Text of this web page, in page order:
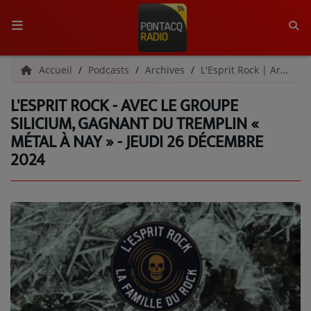
ACCUEIL
RADIO
QUI SOMMES-NOUS ?
L'ÉQUIPE
C'ÉTAIT QUOI CE TITRE ?
MÉDIAS
PODCASTS - SAISON 2026/2027
Accueil Podcasts Archives L'Esprit Rock | Archives
L'ESPRIT ROCK - AVEC LE GROUPE
SILICIUM, GAGNANT DU TREMPLIN «
MÉTAL À NAY » - JEUDI 26 DÉCEMBRE
2024